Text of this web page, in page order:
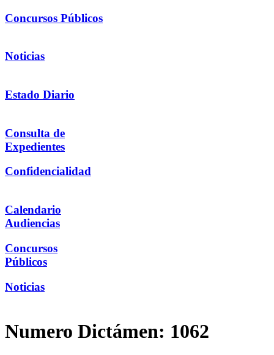
Concursos Públicos
Noticias
Estado Diario
Consulta de
Expedientes
Confidencialidad
Calendario
Audiencias
Concursos
Públicos
Noticias
Numero Dictámen: 1062